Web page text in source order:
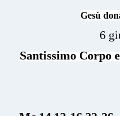
Gesù
6
Santissimo Corpo